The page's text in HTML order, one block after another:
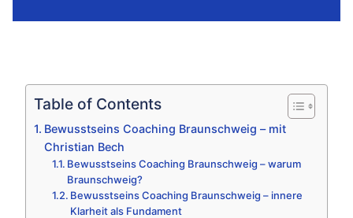
Table of Contents
Bewusstseins Coaching Braunschweig – mit
Christian Bech
Bewusstseins Coaching Braunschweig – warum
Braunschweig?
Bewusstseins Coaching Braunschweig – innere
Klarheit als Fundament